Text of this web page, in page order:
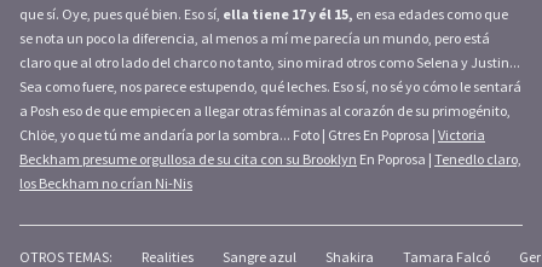
que sí. Oye, pues qué bien. Eso sí, ella tiene 17 y él 15, en esa edades como que
se nota un poco la diferencia, al menos a mí me parecía un mundo, pero está
claro que al otro lado del charco no tanto, sino mirad otros como Selena y Justin...
Sea como fuere, nos parece estupendo, qué leches. Eso sí, no sé yo cómo le sentará
a Posh eso de que empiecen a llegar otras féminas al corazón de su primogénito,
Chlöe, yo que tú me andaría por la sombra... Foto | Gtres En Poprosa | Victoria
Beckham presume orgullosa de su cita con su Brooklyn En Poprosa | Tenedlo claro,
los Beckham no crían Ni-Nis
OTROS TEMAS: Realities Sangre azul Shakira Tamara Falcó